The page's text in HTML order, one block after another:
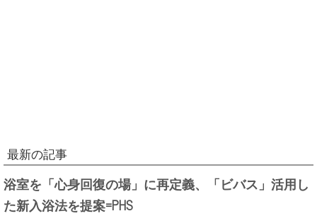
最新の記事
浴室を「心身回復の場」に再定義、「ビバス」活用し
た新入浴法を提案=PHS